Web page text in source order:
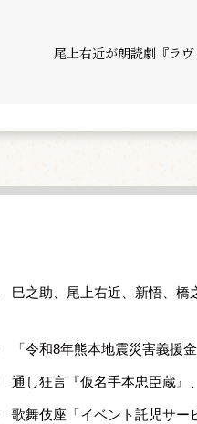
尾上右近が朗読劇『ラ
巳之助、尾上右近、新悟、橋
「令和8年熊本地震災害義援
通し狂言『仮名手本忠臣蔵』
歌舞伎座「イベント託児サー